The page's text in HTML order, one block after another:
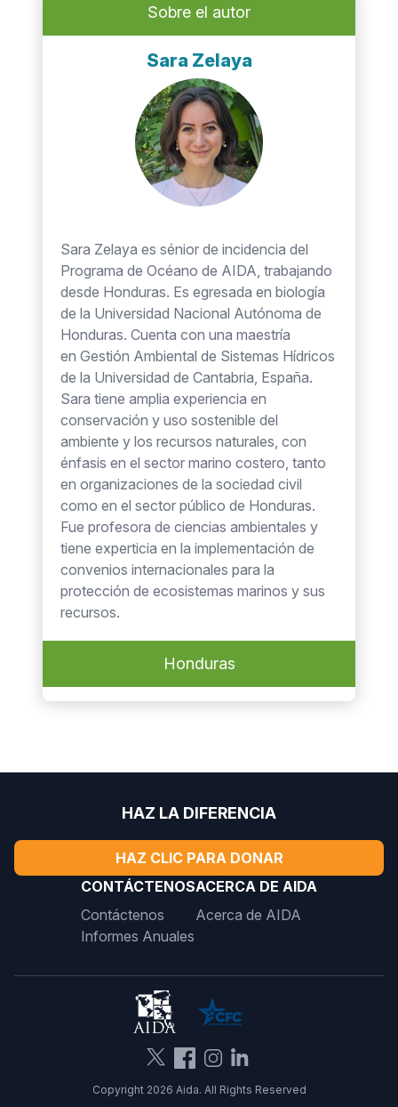
Sobre el autor
Sara Zelaya
Sara Zelaya es sénior de incidencia del
Programa de Océano de AIDA, trabajando
desde Honduras. Es egresada en biología
de la Universidad Nacional Autónoma de
Honduras. Cuenta con una maestría
en Gestión Ambiental de Sistemas Hídricos
de la Universidad de Cantabria, España.
Sara tiene amplia experiencia en
conservación y uso sostenible del
ambiente y los recursos naturales, con
énfasis en el sector marino costero, tanto
en organizaciones de la sociedad civil
como en el sector público de Honduras.
Fue profesora de ciencias ambientales y
tiene experticia en la implementación de
convenios internacionales para la
protección de ecosistemas marinos y sus
recursos.
Honduras
HAZ LA DIFERENCIA
HAZ CLIC PARA DONAR
CONTÁCTENOS
Contáctenos
Informes Anuales
ACERCA DE AIDA
Acerca de AIDA
Copyright 2026 Aida. All Rights Reserved